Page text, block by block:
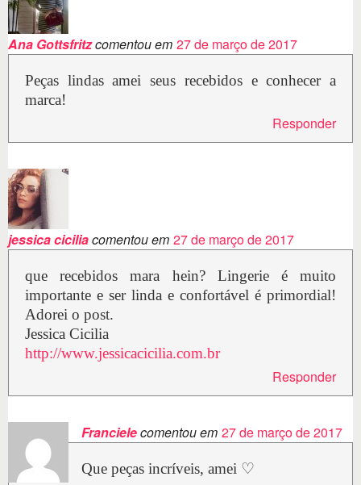
Ana Gottsfritzcomentou em 27 de março de 2017
Peças lindas amei seus recebidos e conhecer a
marca!
Responder
jessica ciciliacomentou em 27 de março de 2017
que recebidos mara hein? Lingerie é muito
importante e ser linda e confortável é primordial!
Adorei o post.
Jessica Cicilia
http://www.jessicacicilia.com.br
Responder
Francielecomentou em 27 de março de 2017
Que peças incríveis, amei ♡